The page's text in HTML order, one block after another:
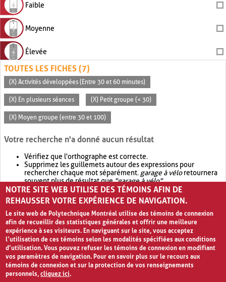
Faible
Moyenne
Élevée
TOUTES LES FICHES (7)
(X) Activités développées (Entre 30 et 60 minutes)
(X) En plusieurs séances (X) Petit groupe (< 30)
(X) Moyen groupe (entre 30 et 100)
Votre recherche n'a donné aucun résultat
Vérifiez que l'orthographe est correcte.
Supprimez les guillemets autour des expressions pour
rechercher chaque mot séparément. garage à véloretournera
souvent plus de résultat que"garage à vélo".
Envisagez d'élargir votre recherche avec OR.garage OR vélo
retournera souvent plus de résultat quegarage à vélo
NOTRE SITE WEB UTILISE DES TÉMOINS AFIN DE
REHAUSSER VOTRE EXPÉRIENCE DE NAVIGATION.
Le site web de Polytechnique Montréal utilise des témoins de connexion
afin de recueillir des statistiques générales et offrir une meilleure
expérience à ses visiteurs. En naviguant sur le site, vous acceptez
l’utilisation de ces témoins selon les modalités spécifiées aux conditions
d’utilisation. Vous pouvez refuser les témoins de connexion en modifiant
vos paramètres de navigation. Pour en savoir plus sur le recours aux
témoins de connexion et sur la protection de vos renseignements
personnels,cliquez ici.